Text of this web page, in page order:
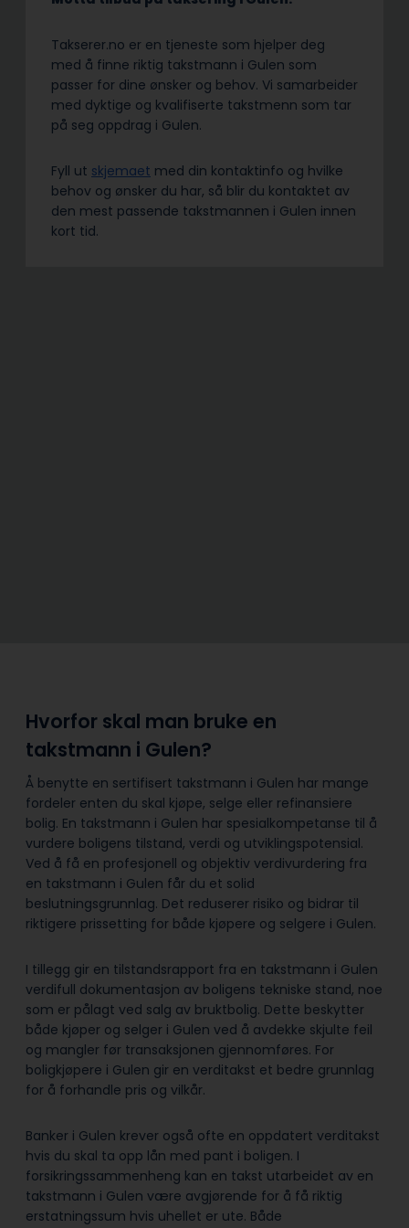
Takserer.no er en tjeneste som hjelper deg
med å finne riktig takstmann i Gulen som
passer for dine ønsker og behov. Vi samarbeider
med dyktige og kvalifiserte takstmenn som tar
på seg oppdrag i Gulen.
Fyll ut skjemaet med din kontaktinfo og hvilke
behov og ønsker du har, så blir du kontaktet av
den mest passende takstmannen i Gulen innen
kort tid.
Hvorfor skal man bruke en
takstmann i Gulen?
Å benytte en sertifisert takstmann i Gulen har mange
fordeler enten du skal kjøpe, selge eller refinansiere
bolig. En takstmann i Gulen har spesialkompetanse til å
vurdere boligens tilstand, verdi og utviklingspotensial.
Ved å få en profesjonell og objektiv verdivurdering fra
en takstmann i Gulen får du et solid
beslutningsgrunnlag. Det reduserer risiko og bidrar til
riktigere prissetting for både kjøpere og selgere i Gulen.
I tillegg gir en tilstandsrapport fra en takstmann i Gulen
verdifull dokumentasjon av boligens tekniske stand, noe
som er pålagt ved salg av bruktbolig. Dette beskytter
både kjøper og selger i Gulen ved å avdekke skjulte feil
og mangler før transaksjonen gjennomføres. For
boligkjøpere i Gulen gir en verditakst et bedre grunnlag
for å forhandle pris og vilkår.
Banker i Gulen krever også ofte en oppdatert verditakst
hvis du skal ta opp lån med pant i boligen. I
forsikringssammenheng kan en takst utarbeidet av en
takstmann i Gulen være avgjørende for å få riktig
erstatningssum hvis uhellet er ute. Både